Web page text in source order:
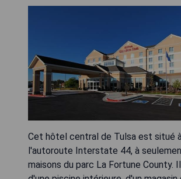
Cet hôtel central de Tulsa est situé
l'autoroute Interstate 44, à
maisons du parc La Fortune County.